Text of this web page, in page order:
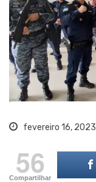
fevereiro 16, 2023
56
Compartilhar